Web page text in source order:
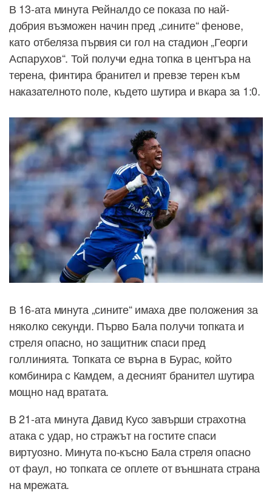
В 13-ата минута Рейналдо се показа по най-
добрия възможен начин пред „сините“ фенове,
като отбеляза първия си гол на стадион „Георги
Аспарухов“. Той получи една топка в центъра на
терена, финтира бранител и превзе терен към
наказателното поле, където шутира и вкара за 1:0.
В 16-ата минута „сините“ имаха две положения за
няколко секунди. Първо Бала получи топката и
стреля опасно, но защитник спаси пред
голлинията. Топката се върна в Бурас, който
комбинира с Камдем, а десният бранител шутира
мощно над вратата.
В 21-ата минута Давид Кусо завърши страхотна
атака с удар, но стражът на гостите спаси
виртуозно. Минута по-късно Бала стреля опасно
от фаул, но топката се оплете от външната страна
на мрежата.